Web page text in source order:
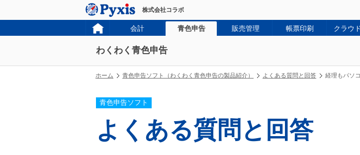
株式会社コラボ
会計 青色申告 販売管理 帳票印刷 クラウ
わくわく青色申告
ホーム 青色申告ソフト（わくわく青色申告の製品紹介） よくある質問と回答 経理もパソ
青色申告ソフト
よくある質問と回答